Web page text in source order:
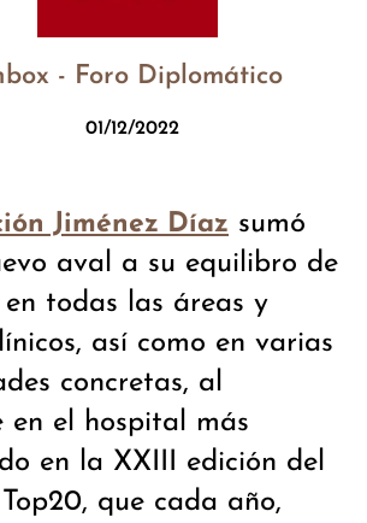
- Foro Diplomático
01/12/2022
Jiménez Díaz sumó
aval a su equilibro de
en todas las áreas y
así como en varias
concretas, al
en el hospital más
en la XXIII edición del
que cada año,